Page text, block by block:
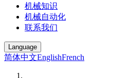
机械知识
机械自动化
联系我们
Language
简体中文EnglishFrench